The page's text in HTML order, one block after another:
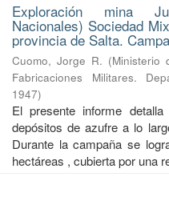
Exploración mina
Nacionales) Sociedad
provincia de Salta.
Cuomo, Jorge R. (Ministerio
Fabricaciones Militares.
1947)
El presente informe
depósitos de azufre a lo
Durante la campaña se
hectáreas , cubierta por una